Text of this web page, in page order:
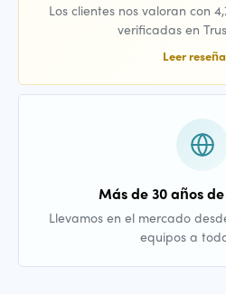
Los clientes nos valoran con
verificadas en
Leer
Más de 30 años
Llevamos en el mercado
equipos a